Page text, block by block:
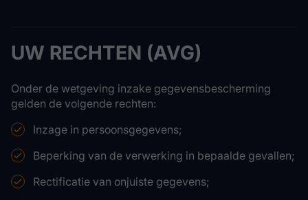
UW RECHTEN (AVG)
Onder de wetgeving inzake gegevensbescherming
gelden de volgende rechten:
Inzage in persoonsgegevens;
Beperking van de verwerking in bepaalde gevallen;
Rectificatie van onjuiste gegevens;